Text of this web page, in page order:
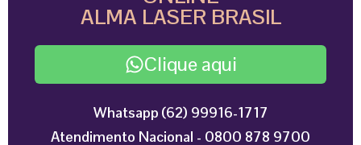
ALMA LASER BRASIL
Clique aqui
Whatsapp (62) 99916-1717
Atendimento Nacional - 0800 878 9700